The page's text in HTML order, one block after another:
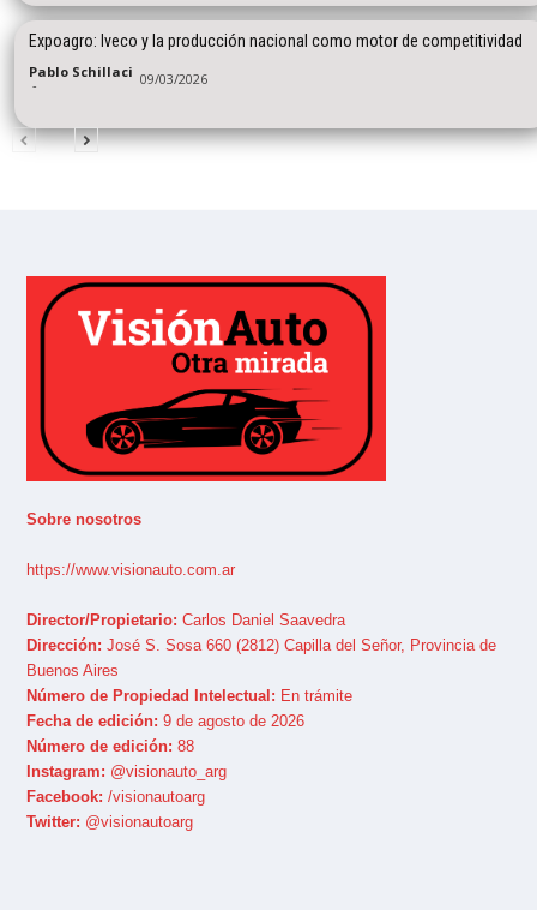
Expoagro: Iveco y la producción nacional como motor de competitividad
Pablo Schillaci
- 09/03/2026
Sobre nosotros
https://www.visionauto.com.ar
Director/Propietario: Carlos Daniel Saavedra
Dirección: José S. Sosa 660 (2812) Capilla del Señor, Provincia de
Buenos Aires
Número de Propiedad Intelectual: En trámite
Fecha de edición: 9 de agosto de 2026
Número de edición: 88
Instagram: @visionauto_arg
Facebook: /visionautoarg
Twitter: @visionautoarg